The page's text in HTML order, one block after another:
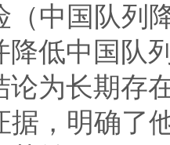
（中国队列
降低中国队
论为长期存
据，明确了